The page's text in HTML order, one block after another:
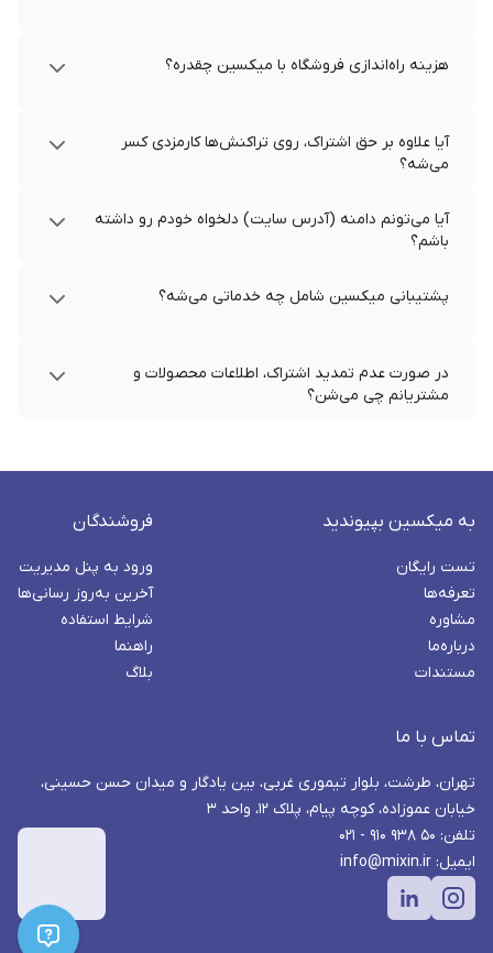
هزینه راه‌اندازی فروشگاه با میکسین چقدره؟
آیا علاوه بر حق اشتراک، روی تراکنش‌ها کارمزدی کسر
می‌شه؟
آیا می‌تونم دامنه (آدرس سایت) دلخواه خودم رو داشته
باشم؟
پشتیبانی میکسین شامل چه خدماتی می‌شه؟
در صورت عدم تمدید اشتراک، اطلاعات محصولات و
مشتریانم چی می‌شن؟
به میکسین بپیوندید
تست رایگان
تعرفه‌ها
مشاوره
درباره‌ما
مستندات
فروشندگان
ورود به پنل مدیریت
آخرین به‌روز رسانی‌ها
شرایط استفاده
راهنما
بلاگ
تماس با ما
تهران، طرشت، بلوار تیموری غربی، بین یادگار و میدان حسن حسینی،
خیابان عموزاده، کوچه پیام، پلاک ۱۲، واحد ۳
تلفن: ۵۰ ۹۳۸ ۹۱۰ - ۰۲۱
ایمیل: info@mixin.ir